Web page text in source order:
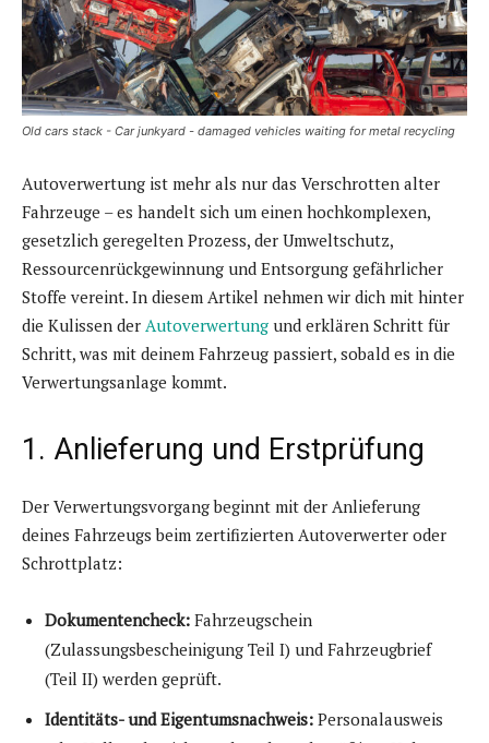
Old cars stack - Car junkyard - damaged vehicles waiting for metal recycling
Autoverwertung ist mehr als nur das Verschrotten alter
Fahrzeuge – es handelt sich um einen hochkomplexen,
gesetzlich geregelten Prozess, der Umweltschutz,
Ressourcenrückgewinnung und Entsorgung gefährlicher
Stoffe vereint. In diesem Artikel nehmen wir dich mit hinter
die Kulissen der Autoverwertung und erklären Schritt für
Schritt, was mit deinem Fahrzeug passiert, sobald es in die
Verwertungsanlage kommt.
1. Anlieferung und Erstprüfung
Der Verwertungsvorgang beginnt mit der Anlieferung
deines Fahrzeugs beim zertifizierten Autoverwerter oder
Schrottplatz:
Dokumentencheck: Fahrzeugschein
(Zulassungsbescheinigung Teil I) und Fahrzeugbrief
(Teil II) werden geprüft.
Identitäts- und Eigentumsnachweis: Personalausweis